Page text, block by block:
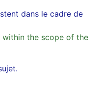
dans le cadre de
within the scope of the